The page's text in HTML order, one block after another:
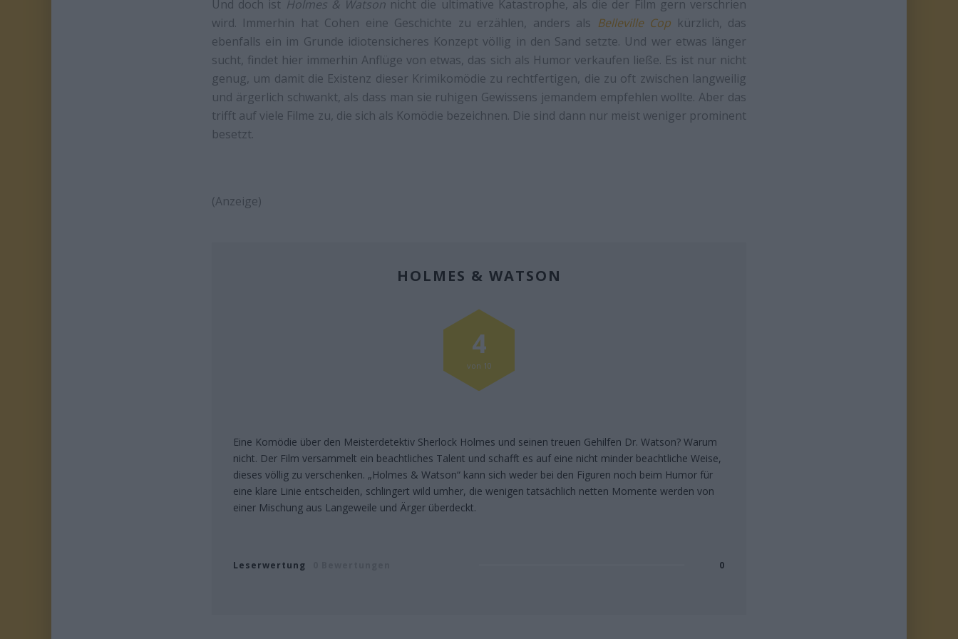
Und doch ist Holmes & Watson nicht die ultimative Katastrophe, als die der Film gern verschrien
wird. Immerhin hat Cohen eine Geschichte zu erzählen, anders als Belleville Cop kürzlich, das
ebenfalls ein im Grunde idiotensicheres Konzept völlig in den Sand setzte. Und wer etwas länger
sucht, findet hier immerhin Anflüge von etwas, das sich als Humor verkaufen ließe. Es ist nur nicht
genug, um damit die Existenz dieser Krimikomödie zu rechtfertigen, die zu oft zwischen langweilig
und ärgerlich schwankt, als dass man sie ruhigen Gewissens jemandem empfehlen wollte. Aber das
trifft auf viele Filme zu, die sich als Komödie bezeichnen. Die sind dann nur meist weniger prominent
besetzt.
(Anzeige)
HOLMES & WATSON
Eine Komödie über den Meisterdetektiv Sherlock Holmes und seinen treuen Gehilfen Dr. Watson? Warum
nicht. Der Film versammelt ein beachtliches Talent und schafft es auf eine nicht minder beachtliche Weise,
dieses völlig zu verschenken. „Holmes & Watson“ kann sich weder bei den Figuren noch beim Humor für
eine klare Linie entscheiden, schlingert wild umher, die wenigen tatsächlich netten Momente werden von
einer Mischung aus Langeweile und Ärger überdeckt.
Leserwertung 0
4
von 10